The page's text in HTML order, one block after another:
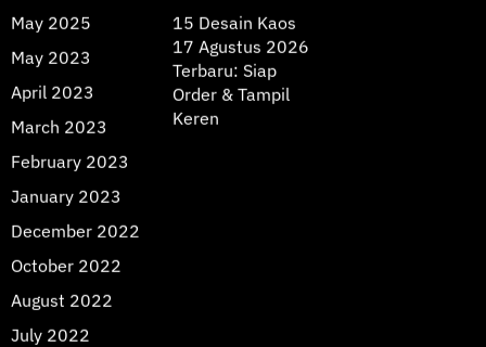
May 2025
May 2023
April 2023
March 2023
February 2023
January 2023
December 2022
October 2022
August 2022
July 2022
15 Desain Kaos
17 Agustus 2026
Terbaru: Siap
Order & Tampil
Keren